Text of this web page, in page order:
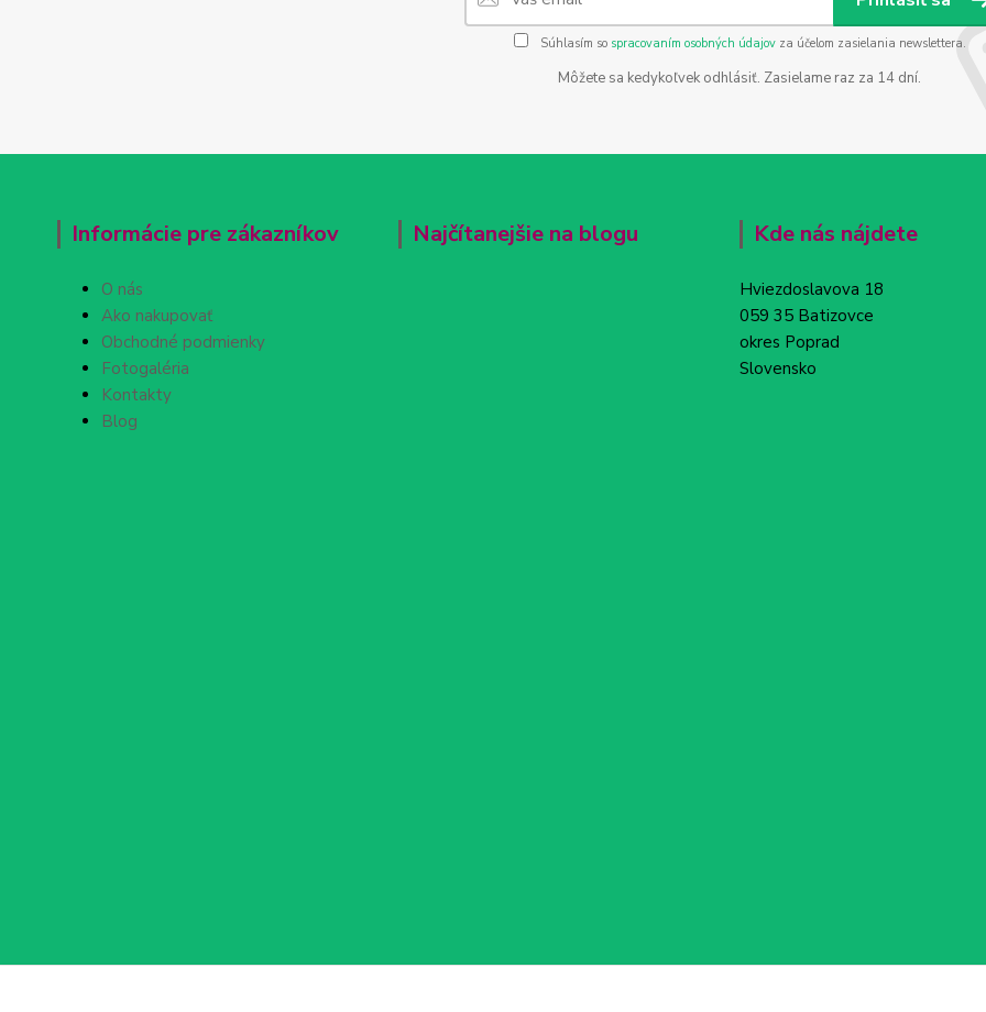
Súhlasím so spracovaním osobných údajovza účelom zasielania newslettera.
Môžete sa kedykoľvek odhlásiť. Zasielame raz za 14 dní.
Informácie pre zákazníkov
O nás
Ako nakupovať
Obchodné podmienky
Fotogaléria
Kontakty
Blog
Najčítanejšie na blogu Kde nás nájdete
Hviezdoslavova 18
059 35 Batizovce
okres Poprad
Slovensko